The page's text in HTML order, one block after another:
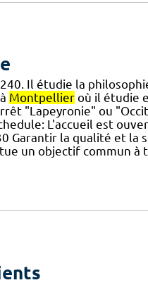
Il étudie la
Montpellieroù il étudie
"Lapeyronie" ou
L'accueil est
Garantir la qualité et
un objectif commun à